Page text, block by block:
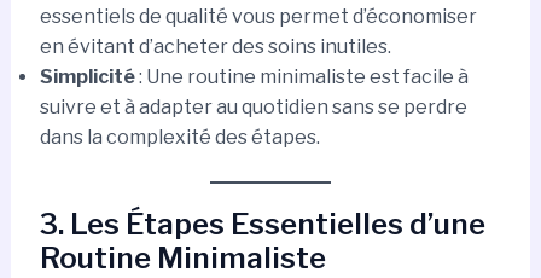
essentiels de qualité vous permet d’économiser
en évitant d’acheter des soins inutiles.
Simplicité: Une routine minimaliste est facile à
suivre et à adapter au quotidien sans se perdre
dans la complexité des étapes.
3. Les Étapes Essentielles d’une
Routine Minimaliste